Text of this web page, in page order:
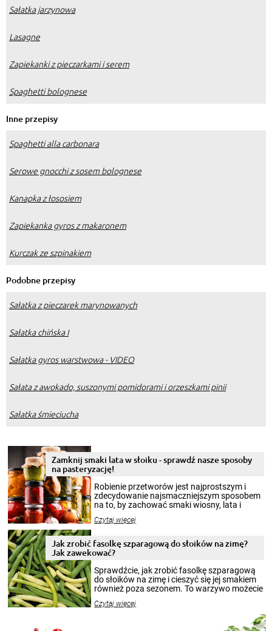
Sałatka jarzynowa
Lasagne
Zapiekanki z pieczarkami i serem
Spaghetti bolognese
Inne przepisy
Spaghetti alla carbonara
Serowe gnocchi z sosem bolognese
Kanapka z łososiem
Zapiekanka gyros z makaronem
Kurczak ze szpinakiem
Podobne przepisy
Sałatka z pieczarek marynowanych
Sałatka chińska I
Sałatka gyros warstwowa - VIDEO
Sałata z awokado, suszonymi pomidorami i orzeszkami pinii
Sałatka śmieciucha
Zamknij smaki lata w słoiku - sprawdź nasze sposoby
na pasteryzację!
Robienie przetworów jest najprostszym i
zdecydowanie najsmaczniejszym sposobem
na to, by zachować smaki wiosny, lata i
krajobrazów, by cieszyć nimi oko w sezonie
pełni poczuć atmosferę cieplejszych
miesięcy. Przygotowanie słoików ze
patenty, które pozwolą zachować świeżość
przetworów.
Czytaj więcej
Jak zrobić fasolkę szparagową do słoików na zimę?
Jak zawekować?
Sprawdźcie, jak zrobić fasolkę szparagową
do słoików na zimę i cieszyć się jej smakiem
również poza sezonem. To warzywo możecie
nasze propozycje!
Czytaj więcej